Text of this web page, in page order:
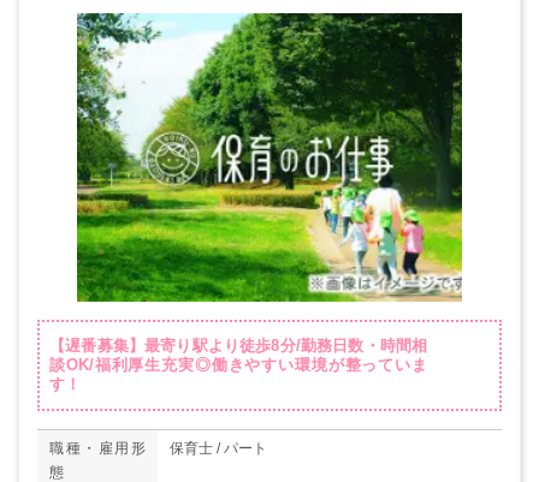
【遅番募集】最寄り駅より徒歩8分/勤務日数・時間相
談OK/福利厚生充実◎働きやすい環境が整っていま
す！
職種・雇用形
態
保育士 / パート